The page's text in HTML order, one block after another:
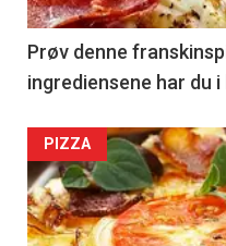
Prøv denne
ingrediensene har du
PIZZA